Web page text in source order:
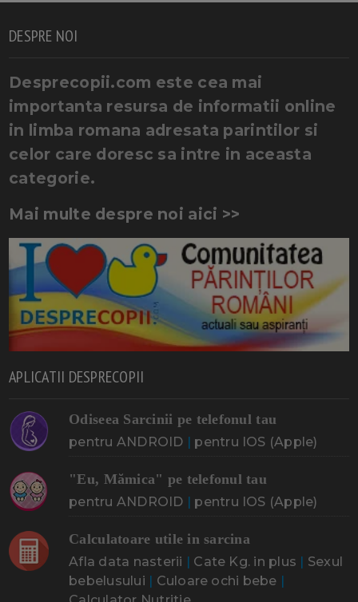
DESPRE NOI
Desprecopii.com este cea mai
importanta resursa de informatii online
in limba romana adresata parintilor si
celor care doresc sa intre in aceasta
categorie.
Mai multe despre noi aici >>
APLICATII DESPRECOPII
Odiseea Sarcinii pe telefonul tau
pentru ANDROID | pentru IOS (Apple)
"Eu, Mămica" pe telefonul tau
pentru ANDROID | pentru IOS (Apple)
Calculatoare utile in sarcina
Afla data nasterii | Cate Kg. in plus | Sexul
bebelusului | Culoare ochi bebe |